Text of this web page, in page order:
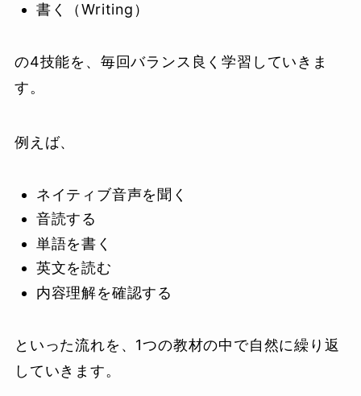
書く（Writing）
の4技能を、毎回バランス良く学習していきま
す。
例えば、
ネイティブ音声を聞く
音読する
単語を書く
英文を読む
内容理解を確認する
といった流れを、1つの教材の中で自然に繰り返
していきます。